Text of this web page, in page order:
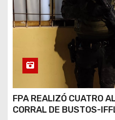
FPA REALIZÓ CUATRO
CORRAL DE BUSTOS-